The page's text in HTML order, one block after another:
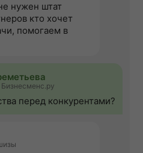
нужен штат
кто хочет
помогаем в
перед конкурентами?